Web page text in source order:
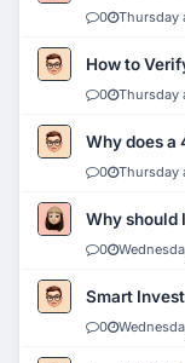
0 Thursday
How to
0 Thursday
Why does a
0 Thursday
Why should
0
Smart
0